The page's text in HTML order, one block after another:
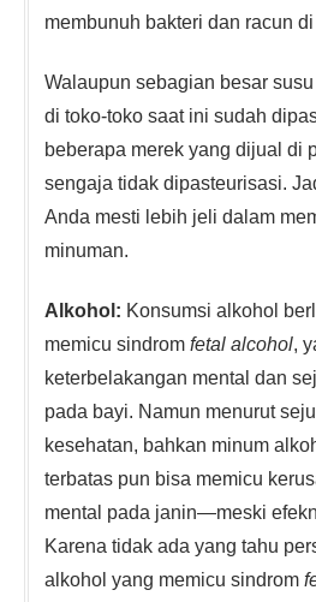
membunuh bakteri dan racun
Walaupun sebagian besar
di toko-toko saat ini sudah
beberapa merek yang dijual di
sengaja tidak dipasteurisasi.
Anda mesti lebih jeli dalam
minuman.
Alkohol: Konsumsi alkohol
memicu sindrom fetal alcohol,
keterbelakangan mental dan
pada bayi. Namun menurut
kesehatan, bahkan minum
terbatas pun bisa memicu
mental pada janin—meski
Karena tidak ada yang tahu
alkohol yang memicu sindrom